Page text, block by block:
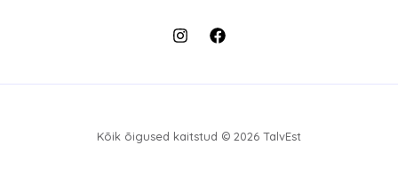
Kõik õigused kaitstud © 2026 TalvEst